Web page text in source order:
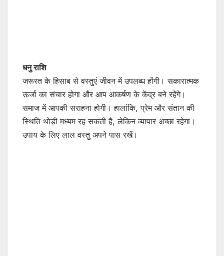
धनु राशि
जरूरत के हिसाब से वस्तुएं जीवन में उपलब्ध होंगी। सकारात्मक
ऊर्जा का संचार होगा और आप आकर्षण के केंद्र बने रहेंगे।
समाज में आपकी सराहना होगी। हालांकि, प्रेम और संतान की
स्थिति थोड़ी मध्यम रह सकती है, लेकिन व्यापार अच्छा रहेगा।
उपाय के लिए लाल वस्तु अपने पास रखें।